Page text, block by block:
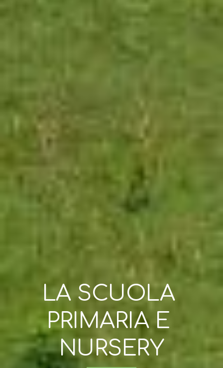
LA SCUOLA
PRIMARIA E
NURSERY